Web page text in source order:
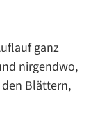
ganz
nirgendwo,
Blättern,